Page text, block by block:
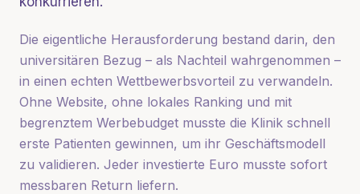
Die eigentliche Herausforderung bestand darin, den
universitären Bezug – als Nachteil wahrgenommen –
in einen echten Wettbewerbsvorteil zu verwandeln.
Ohne Website, ohne lokales Ranking und mit
begrenztem Werbebudget musste die Klinik schnell
erste Patienten gewinnen, um ihr Geschäftsmodell
zu validieren. Jeder investierte Euro musste sofort
messbaren Return liefern.